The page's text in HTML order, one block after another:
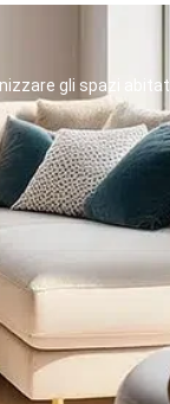
gli spazi